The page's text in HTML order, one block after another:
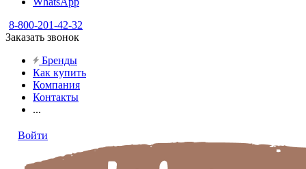
8-800-201-42-32
Заказать звонок
Бренды
Как купить
Компания
Контакты
...
Войти